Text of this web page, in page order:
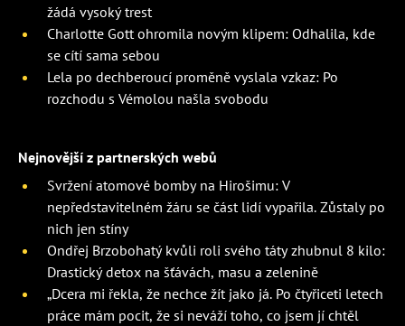
žádá vysoký trest
Charlotte Gott ohromila novým klipem: Odhalila, kde
se cítí sama sebou
Lela po dechberoucí proměně vyslala vzkaz: Po
rozchodu s Vémolou našla svobodu
Nejnovější z partnerských webů
Svržení atomové bomby na Hirošimu: V
nepředstavitelném žáru se část lidí vypařila. Zůstaly po
nich jen stíny
Ondřej Brzobohatý kvůli roli svého táty zhubnul 8 kilo:
Drastický detox na šťávách, masu a zelenině
„Dcera mi řekla, že nechce žít jako já. Po čtyřiceti letech
práce mám pocit, že si neváží toho, co jsem jí chtěl